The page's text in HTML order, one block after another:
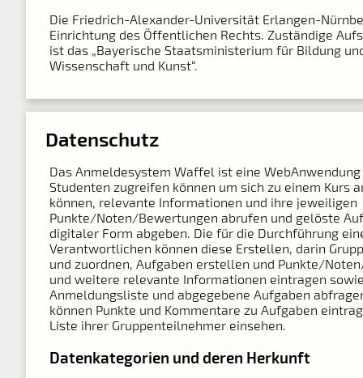
Die Friedrich-Alexander-Universität Erlangen-
Einrichtung des Öffentlichen Rechts. Zuständige
ist das „Bayerische Staatsministerium für Bildung
Wissenschaft und Kunst“.
Datenschutz
Das Anmeldesystem Waffel ist eine
Studenten zugreifen können um sich zu einem Kurs
können, relevante Informationen und ihre jeweiligen
Punkte/Noten/Bewertungen abrufen und gelöste
digitaler Form abgeben. Die für die Durchführung
Verantwortlichen können diese Erstellen, darin
und zuordnen, Aufgaben erstellen und Punkte/
und weitere relevante Informationen eintragen
Anmeldungsliste und abgegebene Aufgaben
können Punkte und Kommentare zu Aufgaben
Liste ihrer Gruppenteilnehmer einsehen.
Datenkategorien und deren Herkunft